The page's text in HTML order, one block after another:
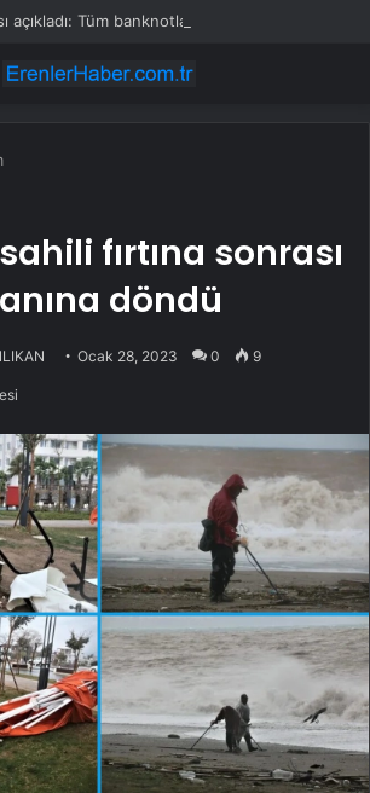
açıkladı: Tüm banknotlar değişiyor
fırtına sonrası
döndü
Ocak 28, 2023 0 9